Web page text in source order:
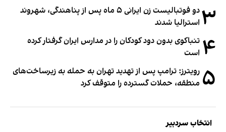
۳
دو فوتبالیست زن ایرانی ۵ ماه پس از پناهندگی، شهروند
استرالیا شدند
۴ تنباکوی بدون دود کودکان را در مدارس ایران گرفتار کرده
است
۵ رویترز: ترامپ پس از تهدید تهران به حمله به زیرساخت‌های
منطقه، حملات گسترده را متوقف کرد
انتخاب سردبیر